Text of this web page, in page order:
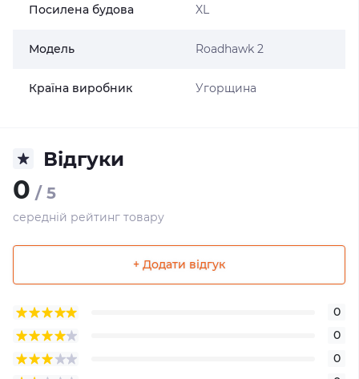
Посилена будова XL
Модель Roadhawk 2
Країна виробник Угорщина
Відгуки
0 / 5
середній рейтинг товару
+ Додати відгук
0
0
0